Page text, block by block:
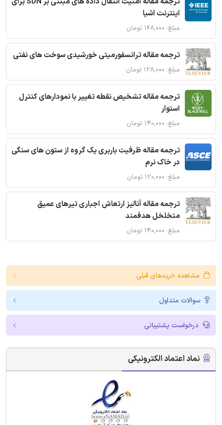
اینترنت اشیا
مبلغ: ۱۶۸,۰۰۰ تومان
ترجمه مقاله ترانسفورمیتی خورشیدی سوخت های نفتی
مبلغ: ۱۲۸,۰۰۰ تومان
ترجمه مقاله تشخیص نقطه تغییر با نمودارهای کنترل
استوار
مبلغ: ۱۴۰,۰۰۰ تومان
ترجمه مقاله ظرفیت باربری یک گروه از ستون های سنگی
در خاک نرم
مبلغ: ۱۲۰,۰۰۰ تومان
ترجمه مقاله آنالیز ارتعاش اجباری تیرهای عمیق
متخلخل هدفمند
مبلغ: ۱۴۰,۰۰۰ تومان
مشاهده خریدهای قبلی
سوالات متداول
درخواست پشتیبانی
نماد اعتماد الکترونیکی